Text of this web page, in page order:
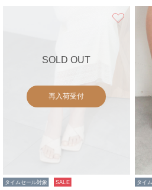
SOLD OUT
再入荷受付
お気に
タイムセール対象 SALE タイ